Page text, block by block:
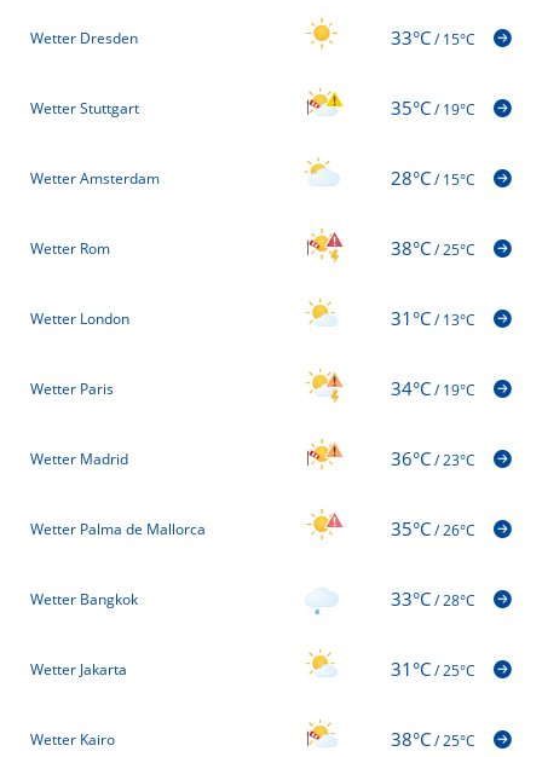
Wetter Dresden 33°C/15°C
Wetter Stuttgart 35°C/19°C
Wetter Amsterdam 28°C/15°C
Wetter Rom 38°C/25°C
Wetter London 31°C/13°C
Wetter Paris 34°C/19°C
Wetter Madrid 36°C/23°C
Wetter Palma de Mallorca 35°C/26°C
Wetter Bangkok 33°C/28°C
Wetter Jakarta 31°C/25°C
Wetter Kairo 38°C/25°C